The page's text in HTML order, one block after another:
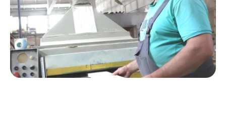
Центры дистрибуции
Реализация ТМЦ и непрофильных активов
Политика в области закупок
В помощь поставщику
Не только цемент
Люди ЦЕМРОСа
Технологии и тренды
Издание для клиентов
Аналитика цементной отрасли